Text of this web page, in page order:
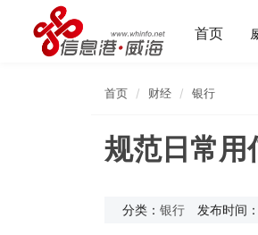
首页
首页 财经 银行
规范日常用
分类： 银行 发布时间